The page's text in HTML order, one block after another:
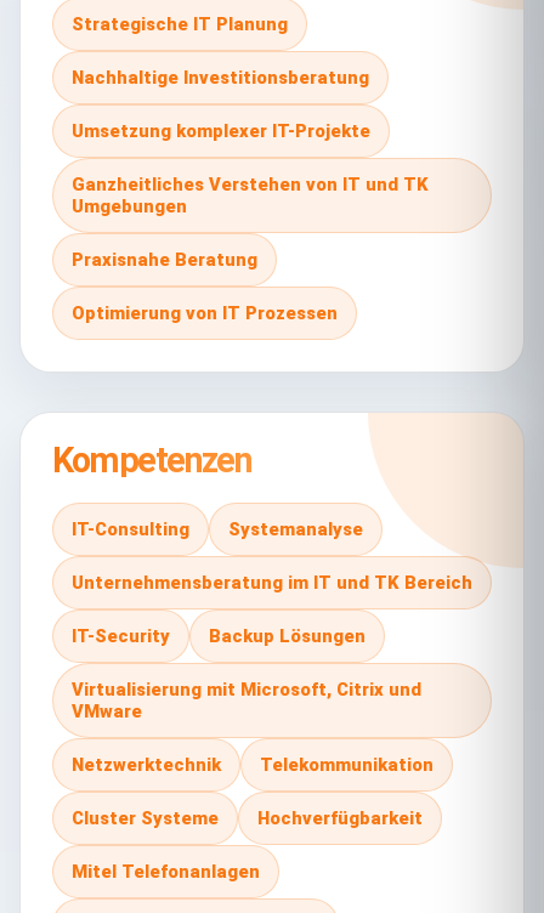
Strategische IT Planung
Nachhaltige Investitionsberatung
Umsetzung komplexer IT-Projekte
Ganzheitliches Verstehen von IT und TK
Umgebungen
Praxisnahe Beratung
Optimierung von IT Prozessen
Kompetenzen
IT-Consulting Systemanalyse
Unternehmensberatung im IT und TK Bereich
IT-Security Backup Lösungen
Virtualisierung mit Microsoft, Citrix und
VMware
Netzwerktechnik Telekommunikation
Cluster Systeme Hochverfügbarkeit
Mitel Telefonanlagen